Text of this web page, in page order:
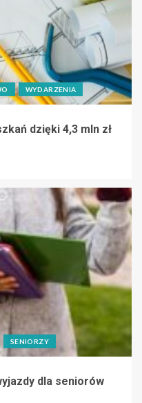
WYDARZENIA
dzięki 4,3 mln zł
SENIORZY
dla seniorów